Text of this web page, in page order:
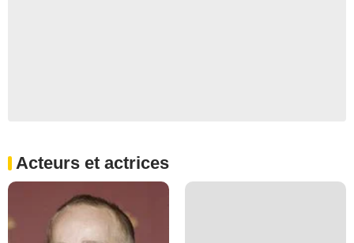
Acteurs et actrices